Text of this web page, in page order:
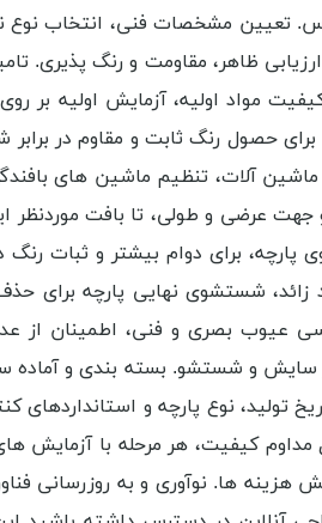
تعیین مشخصات فنی، انتخاب نوع
ظاهر، مقاومت و رنگ پذیری.
مواد اولیه، آزمایش اولیه بر
برای حصول رنگ ثابت و مقاوم در
آلات، تنظیم ماشین های بافندگی
عرضی و طولی، تا بافت موردنظر
پارچه، برای دوام بیشتر و
شستشوی نهایی پارچه برای
عیوب بصری و فنی، اطمینان از
و شستشو. بسته بندی و آماده
نوع پارچه و استانداردهای
مداوم کیفیت، هر مرحله با آزمایش
ها. نوآوری و به روزرسانی